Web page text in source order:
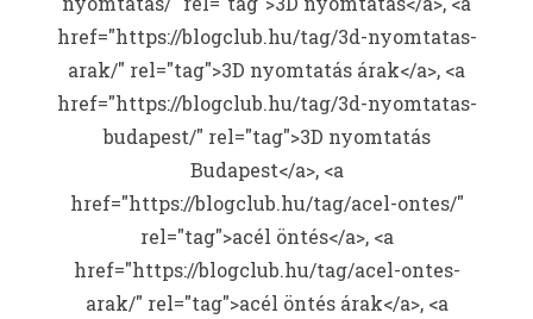
href="https://blogclub.hu/tag/3d-nyomtatas-
arak/" rel="tag">3D nyomtatás árak</a>, <a
href="https://blogclub.hu/tag/3d-nyomtatas-
budapest/" rel="tag">3D nyomtatás
Budapest</a>, <a
href="https://blogclub.hu/tag/acel-ontes/"
rel="tag">acél öntés</a>, <a
href="https://blogclub.hu/tag/acel-ontes-
arak/" rel="tag">acél öntés árak</a>, <a